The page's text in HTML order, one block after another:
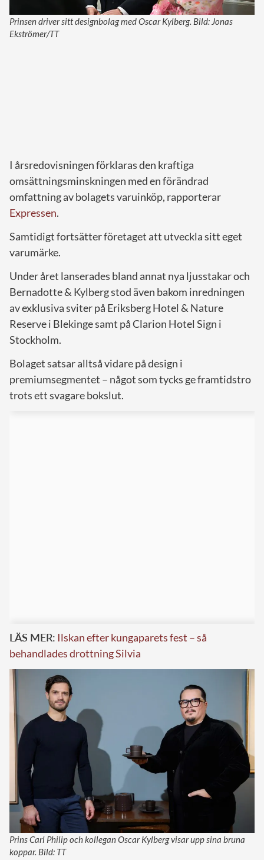
Prinsen driver sitt designbolag med Oscar Kylberg. Bild: Jonas
Ekströmer/TT
I årsredovisningen förklaras den kraftiga
omsättningsminskningen med en förändrad
omfattning av bolagets varuinköp, rapporterar
Expressen.
Samtidigt fortsätter företaget att utveckla sitt eget
varumärke.
Under året lanserades bland annat nya ljusstakar och
Bernadotte & Kylberg stod även bakom inredningen
av exklusiva sviter på Eriksberg Hotel & Nature
Reserve i Blekinge samt på Clarion Hotel Sign i
Stockholm.
Bolaget satsar alltså vidare på design i
premiumsegmentet – något som tycks ge framtidstro
trots ett svagare bokslut.
LÄS MER: Ilskan efter kungaparets fest – så
behandlades drottning Silvia
Prins Carl Philip och kollegan Oscar Kylberg visar upp sina bruna
koppar. Bild: TT